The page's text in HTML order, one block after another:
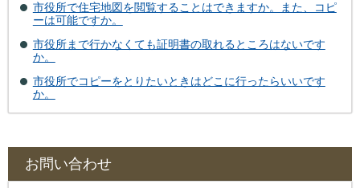
市役所で住宅地図を閲覧することはできますか。また、コピ
ーは可能ですか。
市役所まで行かなくても証明書の取れるところはないです
か。
市役所でコピーをとりたいときはどこに行ったらいいです
か。
お問い合わせ